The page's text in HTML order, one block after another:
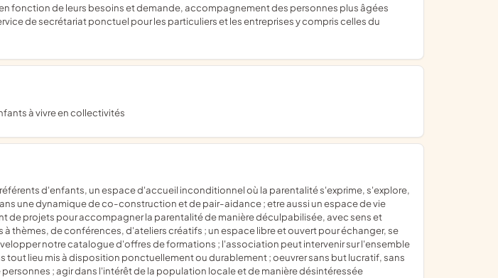
de secrétariat ponctuel pour les particuliers et les entreprises y compris celles du
à vivre en collectivités
une dynamique de co-construction et de pair-aidance ; etre aussi un espace de vie
de projets pour accompagner la parentalité de manière déculpabilisée, avec sens et
thèmes, de conférences, d'ateliers créatifs ; un espace libre et ouvert pour échanger, se
notre catalogue d'offres de formations ; l'association peut intervenir sur l'ensemble
lieu mis à disposition ponctuellement ou durablement ; oeuvrer sans but lucratif, sans
; agir dans l'intérêt de la population locale et de manière désintéressée